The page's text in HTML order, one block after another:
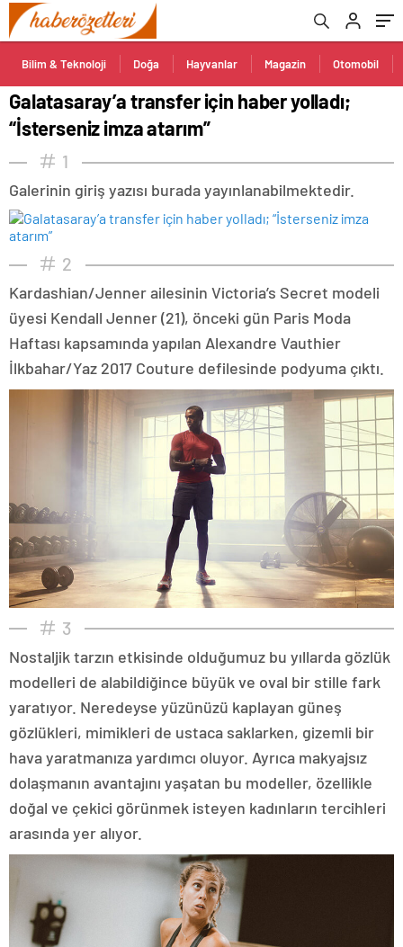
Bilim & Teknoloji Doğa Hayvanlar Magazin Otomobil
Galatasaray’a transfer için haber yolladı;
“İsterseniz imza atarım”
1
Galerinin giriş yazısı burada yayınlanabilmektedir.
2
Kardashian/Jenner ailesinin Victoria’s Secret modeli
üyesi Kendall Jenner (21), önceki gün Paris Moda
Haftası kapsamında yapılan Alexandre Vauthier
İlkbahar/Yaz 2017 Couture defilesinde podyuma çıktı.
3
Nostaljik tarzın etkisinde olduğumuz bu yıllarda gözlük
modelleri de alabildiğince büyük ve oval bir stille fark
yaratıyor. Neredeyse yüzünüzü kaplayan güneş
gözlükleri, mimikleri de ustaca saklarken, gizemli bir
hava yaratmanıza yardımcı oluyor. Ayrıca makyajsız
dolaşmanın avantajını yaşatan bu modeller, özellikle
doğal ve çekici görünmek isteyen kadınların tercihleri
arasında yer alıyor.